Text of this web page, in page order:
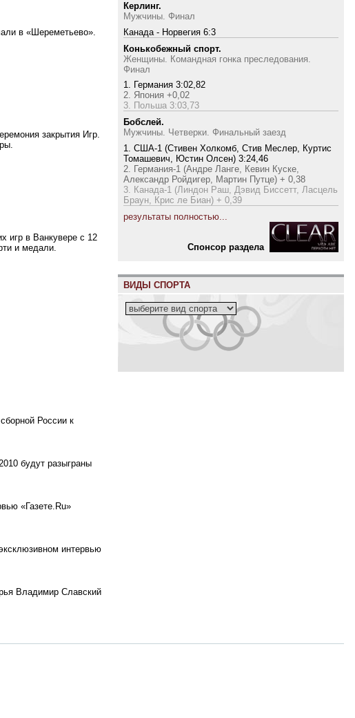
в «Шереметьево».
закрытия Игр.
игр в Ванкувере с 12
и медали.
Керлинг.
Мужчины. Финал
Канада - Норвегия 6:3
Конькобежный спорт.
Женщины. Командная гонка преследования.
Финал
1. Германия 3:02,82
2. Япония +0,02
3. Польша 3:03,73
Бобслей.
Мужчины. Четверки. Финальный заезд
1. США-1 (Стивен Холкомб, Стив Меслер, Куртис
Томашевич, Юстин Олсен) 3:24,46
2. Германия-1 (Андре Ланге, Кевин Куске,
Александр Ройдигер, Мартин Путце) + 0,38
3. Канада-1 (Линдон Раш, Дэвид Биссетт, Ласцель
Браун, Крис ле Биан) + 0,39
результаты полностью...
Cпонсор раздела
ВИДЫ СПОРТА
России к
будут разыграны
«Газете.Ru»
интервью
Владимир Славский